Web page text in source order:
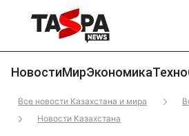
НовостиМирЭкономикаТехно
Все новости Казахстана и мира
Новости Казахстана